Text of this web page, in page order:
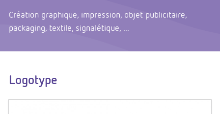
Création graphique, impression, objet publicitaire,
packaging, textile, signalétique, ...
Logotype